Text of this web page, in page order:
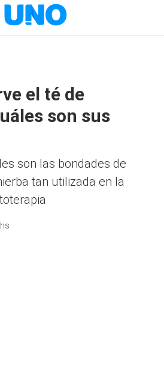
el té de
son sus
son las bondades de
tan utilizada en la